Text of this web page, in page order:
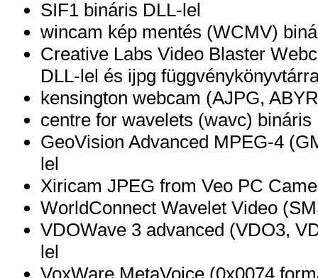
SIF1 bináris DLL-lel
wincam kép mentés (WCMV)
Creative Labs Video Blaster
DLL-lel és ijpg
kensington webcam (AJPG,
centre for wavelets (wavc) bináris
GeoVision Advanced MPEG-4
lel
Xiricam JPEG from Veo PC
WorldConnect Wavelet Video
VDOWave 3 advanced (VDO3,
lel
VoxWare MetaVoice (0x0074